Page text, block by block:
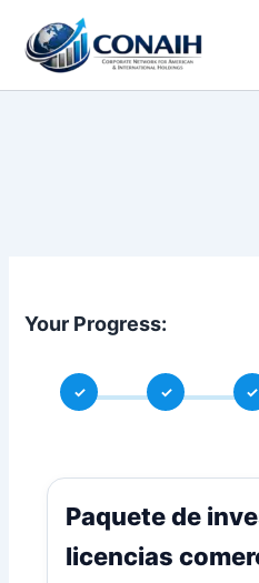
contenido
Your Progress:
✓ ✓ ✓
Paquete de
licencias